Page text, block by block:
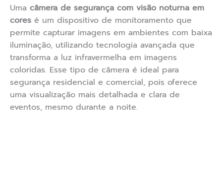
Uma câmera de segurança com visão noturna em
cores é um dispositivo de monitoramento que
permite capturar imagens em ambientes com baixa
iluminação, utilizando tecnologia avançada que
transforma a luz infravermelha em imagens
coloridas. Esse tipo de câmera é ideal para
segurança residencial e comercial, pois oferece
uma visualização mais detalhada e clara de
eventos, mesmo durante a noite.